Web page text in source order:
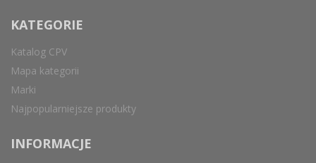
KATEGORIE
Katalog CPV
Mapa kategorii
Marki
Najpopularniejsze produkty
INFORMACJE